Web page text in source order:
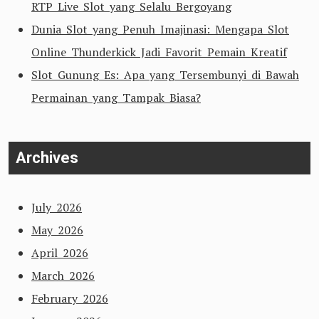
RTP Live Slot yang Selalu Bergoyang
Dunia Slot yang Penuh Imajinasi: Mengapa Slot
Online Thunderkick Jadi Favorit Pemain Kreatif
Slot Gunung Es: Apa yang Tersembunyi di Bawah
Permainan yang Tampak Biasa?
Archives
July 2026
May 2026
April 2026
March 2026
February 2026